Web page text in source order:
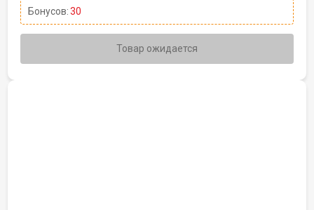
Бонусов:30
Товар ожидается